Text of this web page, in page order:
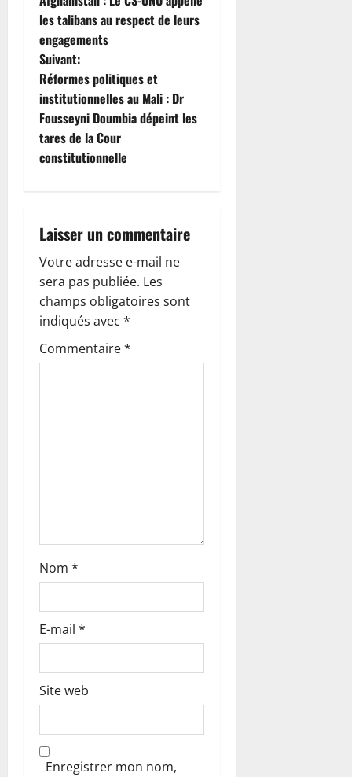
a
v
i
g
a
i
o
n
d
’
l
e
les talibans au respect de leurs
engagements
Suivant:
Réformes politiques et
institutionnelles au Mali : Dr
Fousseyni Doumbia dépeint les
tares de la Cour
constitutionnelle
Laisser un commentaire
Votre adresse e-mail ne
sera pas publiée. Les
champs obligatoires sont
indiqués avec *
Commentaire*
Nom *
E-mail *
Site web
Enregistrer mon nom,